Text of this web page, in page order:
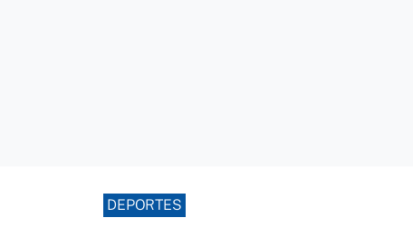
DEPORTES